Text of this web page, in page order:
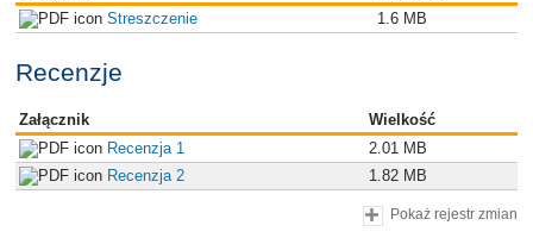
Streszczenie
1.6 MB
Recenzje
Załącznik
Wielkość
Recenzja 1
2.01 MB
Recenzja 2
1.82 MB
Pokaż rejestr zmian